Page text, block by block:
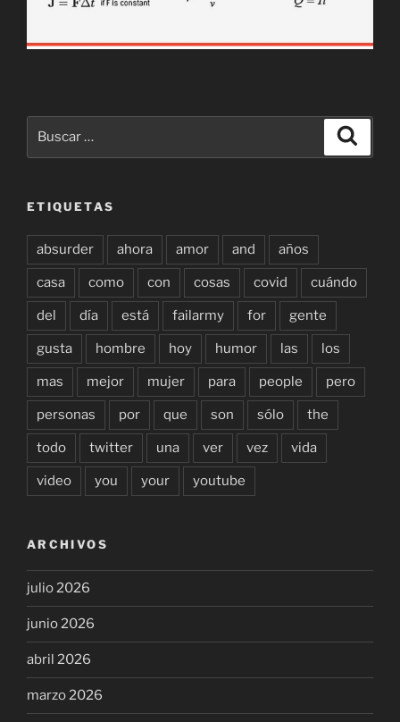
ETIQUETAS
absurder ahora amor and años
casa como con cosas covid cuándo
del día está failarmy for gente
gusta hombre hoy humor las los
mas mejor mujer para people pero
personas por que son sólo the
todo twitter una ver vez vida
video you your youtube
ARCHIVOS
julio 2026
junio 2026
abril 2026
marzo 2026